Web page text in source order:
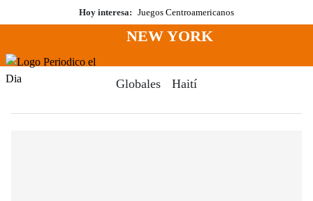
al
Hoy interesa: Juegos Centroamericanos
Menú
NEW YORK
Globales Haití